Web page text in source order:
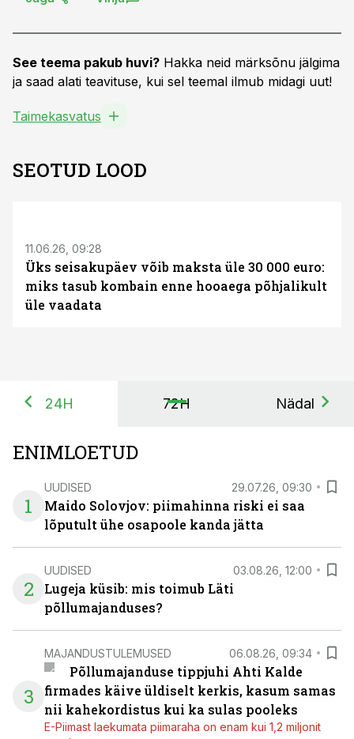
See teema pakub huvi? Hakka neid märksõnu jälgima
ja saad alati teavituse, kui sel teemal ilmub midagi uut!
Taimekasvatus
SEOTUD LOOD
11.06.26, 09:28
Üks seisakupäev võib maksta üle 30 000 euro:
miks tasub kombain enne hooaega põhjalikult
üle vaadata
24H 72H Nädal
ENIMLOETUD
1
UUDISED 29.07.26, 09:30
Maido Solovjov: piimahinna riski ei saa
lõputult ühe osapoole kanda jätta
2
UUDISED 03.08.26, 12:00
Lugeja küsib: mis toimub Läti
põllumajanduses?
3
MAJANDUSTULEMUSED 06.08.26, 09:34
Põllumajanduse tippjuhi Ahti Kalde
firmades käive üldiselt kerkis, kasum samas
nii kahekordistus kui ka sulas pooleks
E-Piimast laekumata piimaraha on enam kui 1,2 miljonit